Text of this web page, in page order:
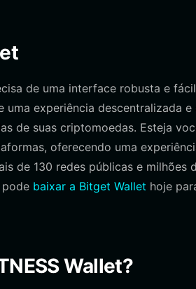
de uma interface robusta e
experiência descentralizada
de suas criptomoedas. Esteja
oferecendo uma
de 130 redes públicas e milhões
pode baixar a Bitget Wallet hoje
Wallet?